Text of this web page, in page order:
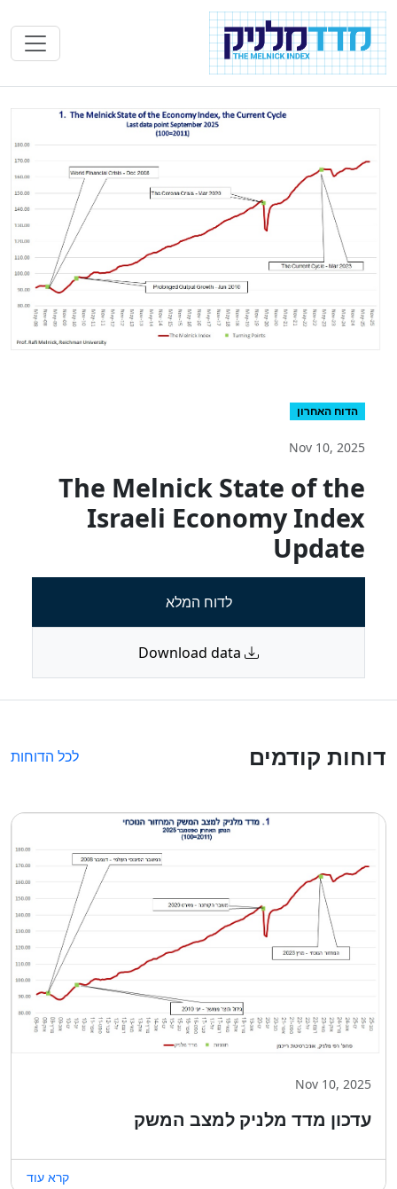
הדוח האחרון
Nov 10, 2025
The Melnick State of the
Israeli Economy Index
Update
לדוח המלא
דוחות קודמים לכל הדוחות
Nov 10, 2025
עדכון מדד מלניק למצב המשק
קרא עוד